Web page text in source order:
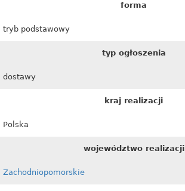
forma
tryb podstawowy
typ ogłoszenia
dostawy
kraj realizacji
Polska
województwo realizacji
Zachodniopomorskie